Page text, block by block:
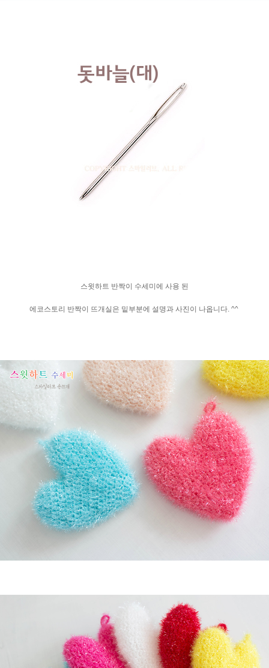
스윗하트 반짝이 수세미에 사용 된
에코스토리 반짝이 뜨개실은 밑부분에 설명과 사진이 나옵니다. ^^